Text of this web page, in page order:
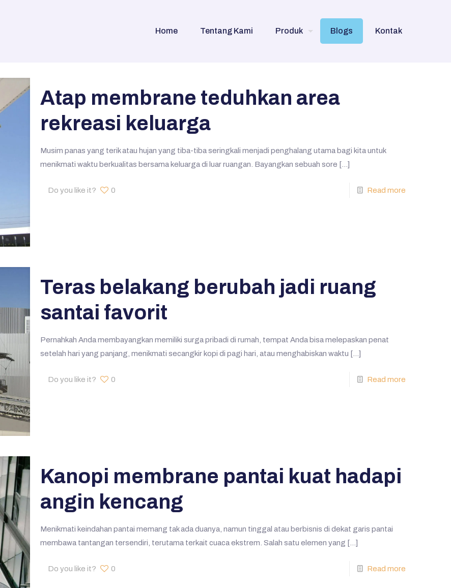
Home Tentang Kami Produk Blogs Kontak
Atap membrane teduhkan area
rekreasi keluarga
Musim panas yang terik atau hujan yang tiba-tiba seringkali menjadi penghalang utama bagi kita untuk
menikmati waktu berkualitas bersama keluarga di luar ruangan. Bayangkan sebuah sore […]
Do you like it? 0 Read more
Teras belakang berubah jadi ruang
santai favorit
Pernahkah Anda membayangkan memiliki surga pribadi di rumah, tempat Anda bisa melepaskan penat
setelah hari yang panjang, menikmati secangkir kopi di pagi hari, atau menghabiskan waktu […]
Do you like it? 0 Read more
Kanopi membrane pantai kuat hadapi
angin kencang
Menikmati keindahan pantai memang tak ada duanya, namun tinggal atau berbisnis di dekat garis pantai
membawa tantangan tersendiri, terutama terkait cuaca ekstrem. Salah satu elemen yang […]
Do you like it? 0 Read more